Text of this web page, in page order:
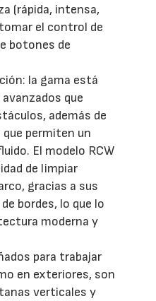
(rápida, intensa,
el control de
botones de
la gama está
que
además de
permiten un
El modelo RCW
de limpiar
gracias a sus
bordes, lo que lo
moderna y
para trabajar
en exteriores, son
verticales y